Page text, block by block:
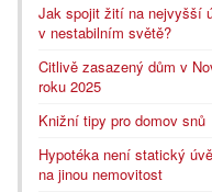
Jak spojit žití na nejvyšší
v nestabilním světě?
Citlivě zasazený dům v
roku 2025
Knižní tipy pro domov snů
Hypotéka není statický
na jinou nemovitost